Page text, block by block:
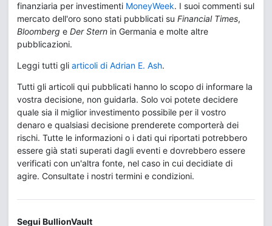
finanziaria per investimenti MoneyWeek. I suoi commenti sul
mercato dell'oro sono stati pubblicati su Financial Times,
Bloomberg e Der Stern in Germania e molte altre
pubblicazioni.
Leggi tutti gli articoli di Adrian E. Ash.
Tutti gli articoli qui pubblicati hanno lo scopo di informare la
vostra decisione, non guidarla. Solo voi potete decidere
quale sia il miglior investimento possibile per il vostro
denaro e qualsiasi decisione prenderete comporterà dei
rischi. Tutte le informazioni o i dati qui riportati potrebbero
essere già stati superati dagli eventi e dovrebbero essere
verificati con un'altra fonte, nel caso in cui decidiate di
agire. Consultate i nostri termini e condizioni.
Segui BullionVault